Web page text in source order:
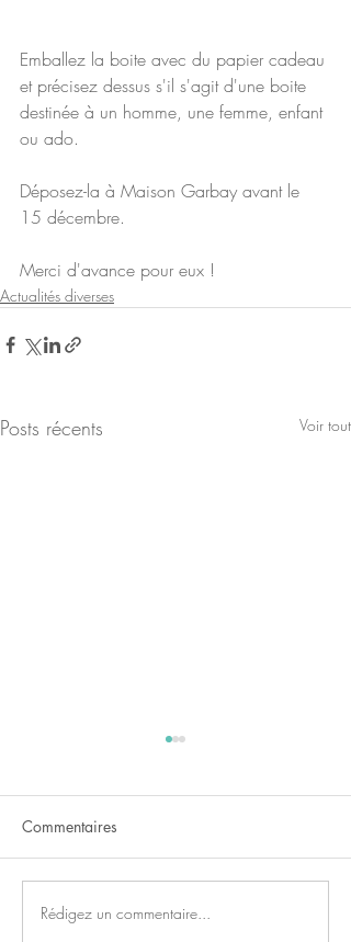
Emballez la boite avec du papier cadeau
et précisez dessus s'il s'agit d'une boite
destinée à un homme, une femme, enfant
ou ado.
Déposez-la à Maison Garbay avant le
15 décembre.
Merci d'avance pour eux !
Actualités diverses
Posts récents Voir tout
Nuit étoilée
Commentaires
Rédigez un commentaire...